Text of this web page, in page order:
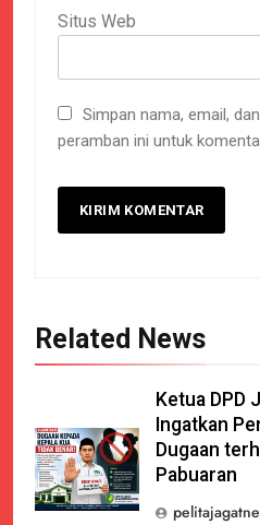
Situs Web
Simpan nama, email,
peramban ini untuk
Related News
Ketua DPD
Ingatkan
Dugaan
Pabuaran